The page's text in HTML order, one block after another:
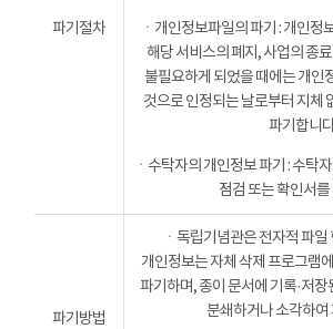
파기절차
ㆍ개인정보파일의 파기 : 개인정
해당 서비스의 폐지, 사업의 종
불필요하게 되었을 때에는 개인
것으로 인정되는 날로부터 지체
파기합니
ㆍ수탁자의 개인정보 파기 : 수탁
점검 또는 확인서를
파기방법
ㆍ독립기념관은 전자적 파일
개인정보는 자체 삭제 프로그램
파기하며, 종이 문서에 기록·저
분쇄하거나 소각하여